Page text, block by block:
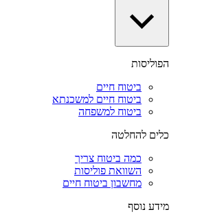
הפוליסות
ביטוח חיים
ביטוח חיים למשכנתא
ביטוח למשפחה
כלים להחלטה
כמה ביטוח צריך
השוואת פוליסות
מחשבון ביטוח חיים
מידע נוסף